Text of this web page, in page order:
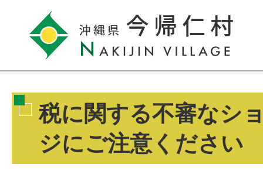
税に関する不審なシ
ジにご注意ください